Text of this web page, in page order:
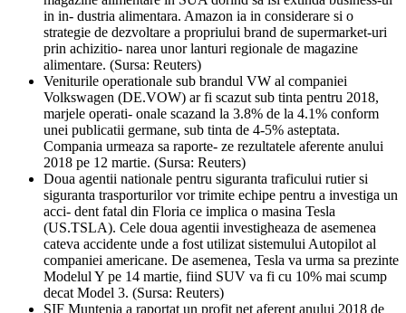
in in- dustria alimentara. Amazon ia in considerare si o
strategie de dezvoltare a propriului brand de supermarket-uri
prin achizitio- narea unor lanturi regionale de magazine
alimentare. (Sursa: Reuters)
Veniturile operationale sub brandul VW al companiei
Volkswagen (DE.VOW) ar fi scazut sub tinta pentru 2018,
marjele operati- onale scazand la 3.8% de la 4.1% conform
unei publicatii germane, sub tinta de 4-5% asteptata.
Compania urmeaza sa raporte- ze rezultatele aferente anului
2018 pe 12 martie. (Sursa: Reuters)
Doua agentii nationale pentru siguranta traficului rutier si
siguranta trasporturilor vor trimite echipe pentru a investiga un
acci- dent fatal din Floria ce implica o masina Tesla
(US.TSLA). Cele doua agentii investigheaza de asemenea
cateva accidente unde a fost utilizat sistemului Autopilot al
companiei americane. De asemenea, Tesla va urma sa prezinte
Modelul Y pe 14 martie, fiind SUV va fi cu 10% mai scump
decat Model 3. (Sursa: Reuters)
SIF Muntenia a raportat un profit net aferent anului 2018 de